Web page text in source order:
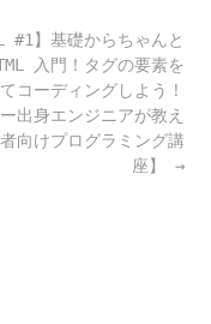
#1】基礎からちゃんと
入門！タグの要素を
コーディングしよう！
ー出身エンジニアが教え
向けプログラミング講
座】 →